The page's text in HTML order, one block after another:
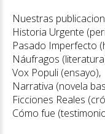
Nuestras
Historia Urgente
Pasado Imperfecto
Náufragos
Vox Populi (ensayo),
Narrativa (novela
Ficciones Reales
Cómo fue